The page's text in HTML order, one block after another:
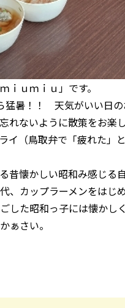
ｉｕｍｉｕ」です。
猛暑！！ 天気がいい日
れないように散策をお楽
イ（鳥取弁で「疲れた」
昔懐かしい昭和み感じる
、カップラーメンをはじ
した昭和っ子には懐かし
ぁさい。